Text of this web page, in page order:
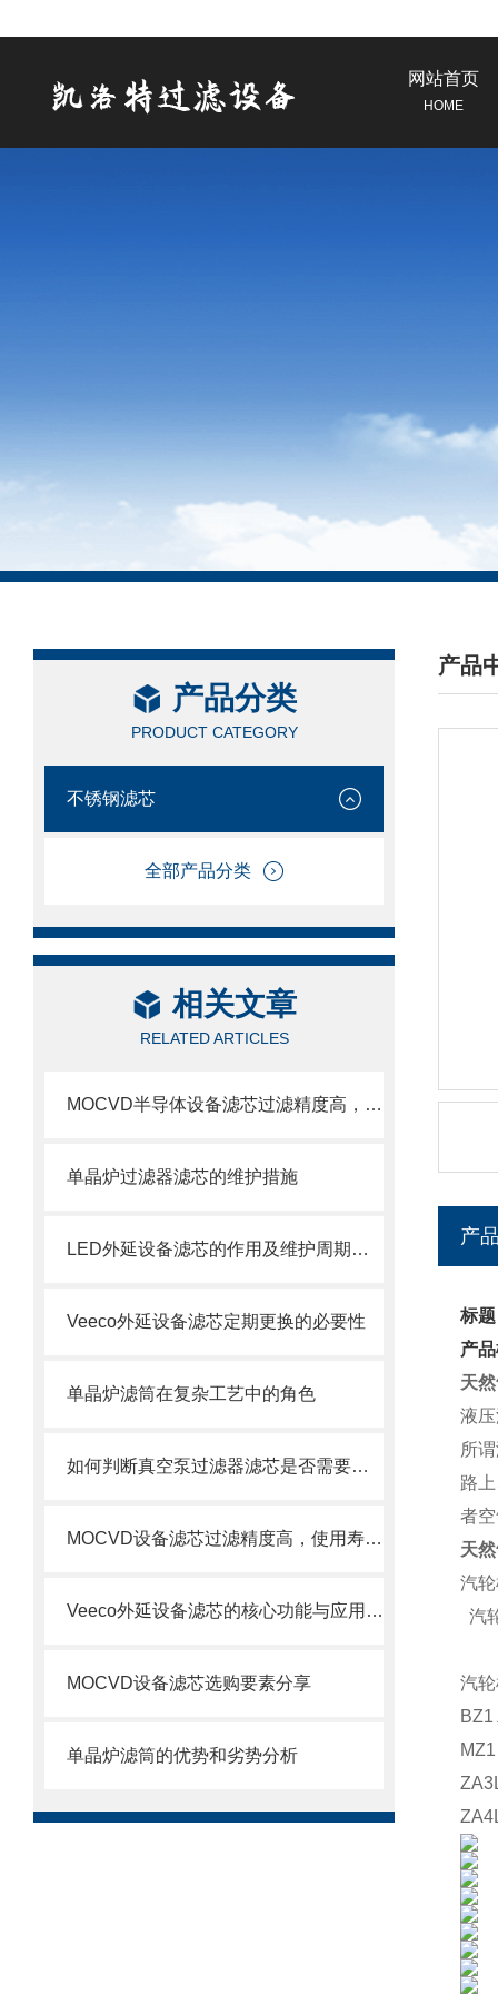
网站首页
HOME
产品分类
PRODUCT CATEGORY
不锈钢滤芯
全部产品分类
相关文章
RELATED ARTICLES
MOCVD半导体设备滤芯过滤精度高，使用寿命长
单晶炉过滤器滤芯的维护措施
LED外延设备滤芯的作用及维护周期科普
Veeco外延设备滤芯定期更换的必要性
单晶炉滤筒在复杂工艺中的角色
如何判断真空泵过滤器滤芯是否需要更换？
MOCVD设备滤芯过滤精度高，使用寿命长
Veeco外延设备滤芯的核心功能与应用场景
MOCVD设备滤芯选购要素分享
单晶炉滤筒的优势和劣势分析
产品
/
产
标
产
天
液
所
路
者
天
汽
汽
汽